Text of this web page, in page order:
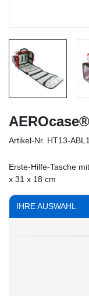
Artikel-Nr. HT13-
Erste-Hilfe-Tasche
x 31 x 18 cm
IHRE AUSWAHL